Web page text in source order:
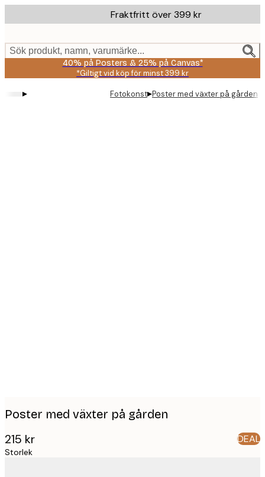
to
content.
Fraktfritt över 399 kr
Sök produkt, namn, varumärke...
40% på Posters & 25% på Canvas*
*Giltigt vid köp för minst 399 kr
▸ Fotokonst▸Poster med växter på gården
Poster med växter på gården
215 kr DEAL
Storlek